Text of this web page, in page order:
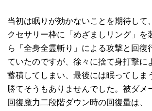
当初は眠りが効かないことを期待して
クセサリー枠に「めざましリング」を
ら「全身全霊斬り」による攻撃と回復
ていたのですが、徐々に捨て身打撃に
蓄積してしまい、最後には眠ってしま
勝てそうもありませんでした。被ダメ
回復魔力二段階ダウン時の回復量は、